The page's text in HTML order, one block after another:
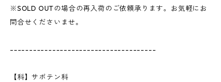
※SOLD OUTの場合の再入荷のご依頼承ります。お気軽にお
問合せくださいませ。
--------------------------------------
【科】サボテン科